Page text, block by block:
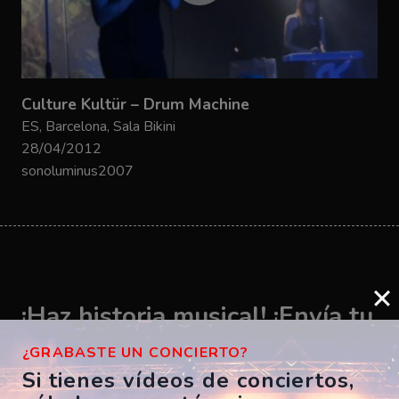
Culture Kultür – Drum Machine
ES, Barcelona, Sala Bikini
28/04/2012
sonoluminus2007
¡Haz historia musical! ¡Envía tu
vídeo ahora!
¿GRABASTE UN CONCIERTO?
Si tienes vídeos de conciertos,